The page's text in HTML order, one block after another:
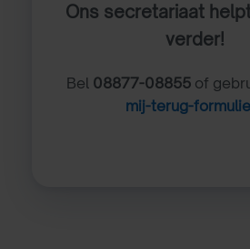
Ons secretariaat
verder!
Bel 08877-08855 of
mij-terug-